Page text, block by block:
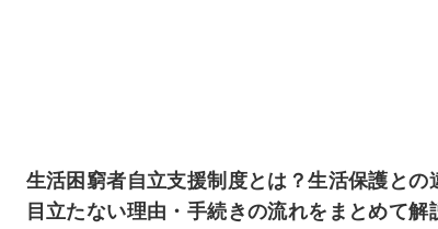
生活困窮者自立支援制度とは？生活保護との
目立たない理由・手続きの流れをまとめて解